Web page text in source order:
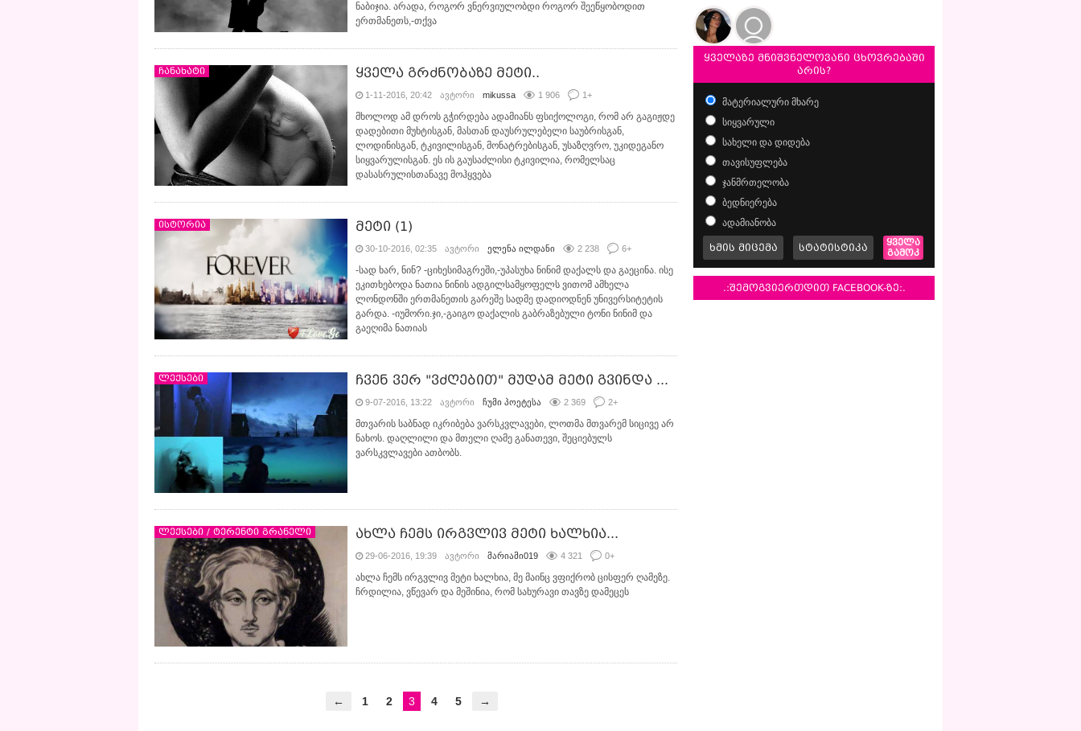
ნაბიჯია. არადა, როგორ ვნერვიულობდი როგორ შეეწყობოდით
ერთმანეთს,-თქვა
ჩანახატი ყველა გრძნობაზე მეტი..
1-11-2016, 20:42 ავტორი mikussa 1 906 1+
მხოლოდ ამ დროს გჭირდება ადამიანს ფსიქოლოგი, რომ არ გაგიჟდე
დადებითი მუხტისგან, მასთან დაუსრულებელი საუბრისგან,
ლოდინისგან, ტკივილისგან, მონატრებისგან, უსაზღვრო, უკიდეგანო
სიყვარულისგან. ეს ის გაუსაძლისი ტკივილია, რომელსაც
დასასრულისთანავე მოჰყვება
ისტორია მეტი (1)
30-10-2016, 02:35 ავტორი ელენა ილდანი 2 238 6+
-სად ხარ, ნინ? -ციხესიმაგრეში,-უპასუხა ნინიმ დაქალს და გაეცინა. ისე
ეკითხებოდა ნათია ნინის ადგილსამყოფელს ვითომ ამხელა
ლონდონში ერთმანეთის გარეშე სადმე დადიოდნენ უნივერსიტეტის
გარდა. -იუმორი.ჯი,-გაიგო დაქალის გაბრაზებული ტონი ნინიმ და
გაეღიმა ნათიას
ლექსები ჩვენ ვერ "ვძღებით" მუდამ მეტი გვინდა ...
9-07-2016, 13:22 ავტორი ჩუმი პოეტესა 2 369 2+
მთვარის საბნად იკრიბება ვარსკვლავები, ლოთმა მთვარემ სიცივე არ
ნახოს. დაღლილი და მთელი ღამე განათევი, შეციებულს
ვარსკვლავები ათბობს.
ლექსები / ტერენტი გრანელი ახლა ჩემს ირგვლივ მეტი ხალხია...
29-06-2016, 19:39 ავტორი მარიამი019 4 321 0+
ახლა ჩემს ირგვლივ მეტი ხალხია, მე მაინც ვფიქრობ ცისფერ ღამეზე.
ჩრდილია, ვწევარ და მეშინია, რომ სახურავი თავზე დამეცეს
← 1 2 3 4 5 →
ყველაზე მნიშვნელოვანი ცხოვრებაში
არის?
მატერიალური მხარე
სიყვარული
სახელი და დიდება
თავისუფლება
ჯანმრთელობა
ბედნიერება
ადამიანობა
ხმის მიცემა სტატისტიკა
ყველა
გამოკ
.:შემოგვიერთდით FACEBOOK-ზე:.